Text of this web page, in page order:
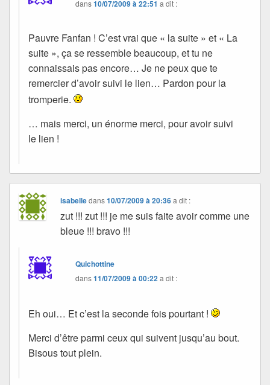
dans10/07/2009 à 22:51 a dit :
Pauvre Fanfan ! C’est vrai que « la suite » et « La
suite », ça se ressemble beaucoup, et tu ne
connaissais pas encore… Je ne peux que te
remercier d’avoir suivi le lien… Pardon pour la
tromperie.
… mais merci, un énorme merci, pour avoir suivi
le lien !
isabelledans10/07/2009 à 20:36 a dit :
zut !!! zut !!! je me suis faite avoir comme une
bleue !!! bravo !!!
Quichottine
dans11/07/2009 à 00:22a dit :
Eh oui… Et c’est la seconde fois pourtant !
Merci d’être parmi ceux qui suivent jusqu’au bout.
Bisous tout plein.